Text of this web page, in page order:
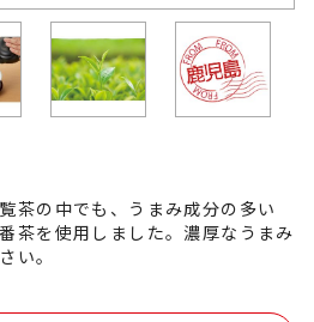
茶の中でも、うまみ成分の多い
茶を使用しました。濃厚なうまみ
い。